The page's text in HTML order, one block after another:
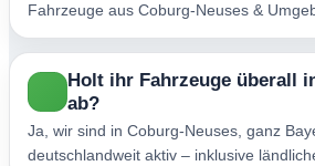
Fahrzeuge aus Coburg-Neuses &
Holt ihr Fahrzeuge überall
ab?
Ja, wir sind in Coburg-Neuses, ganz
deutschlandweit aktiv – inklusive